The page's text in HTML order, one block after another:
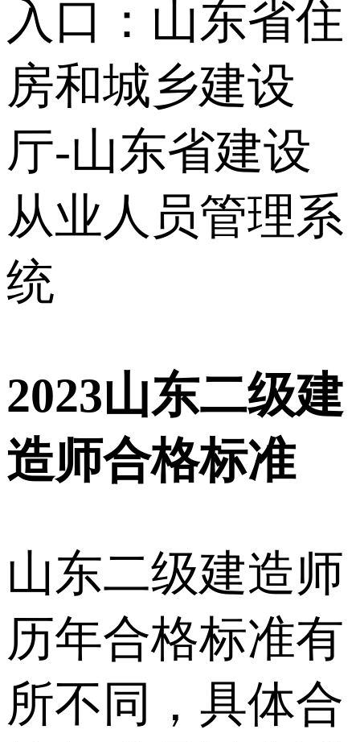
入口：山东省住
房和城乡建设
厅-山东省建设
从业人员管理系
统
2023山东二级建
造师合格标准
山东二级建造师
历年合格标准有
所不同，具体合